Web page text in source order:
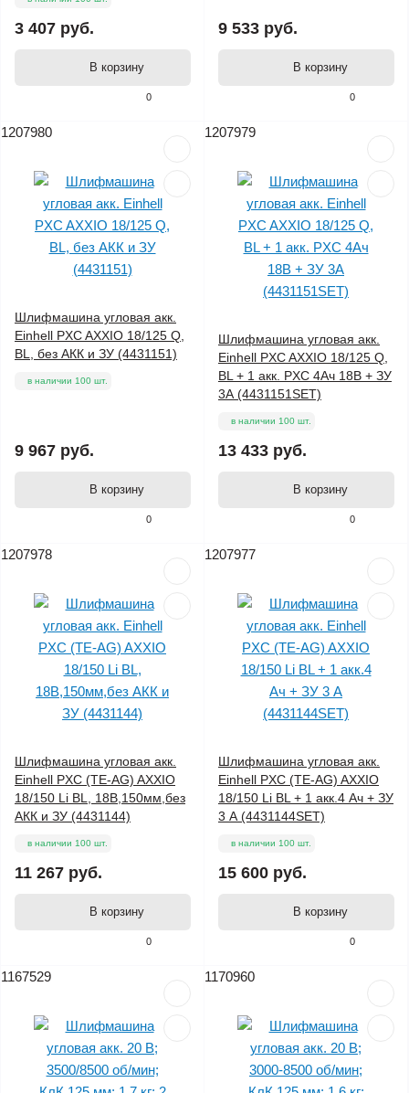
0
3 407 руб.
В корзину
0
9 533 руб.
В корзину
1207980
0
Шлифмашина угловая акк.
Einhell PXC AXXIO 18/125 Q,
BL, без АКК и ЗУ (4431151)
в наличии 100 шт.
9 967 руб.
В корзину
1207979
0
Шлифмашина угловая акк.
Einhell PXC AXXIO 18/125 Q,
BL + 1 акк. PXC 4Ач 18В + ЗУ
3А (4431151SET)
в наличии 100 шт.
13 433 руб.
В корзину
1207978
0
Шлифмашина угловая акк.
Einhell PXC (TE-AG) AXXIO
18/150 Li BL, 18В,150мм,без
АКК и ЗУ (4431144)
в наличии 100 шт.
11 267 руб.
В корзину
1207977
0
Шлифмашина угловая акк.
Einhell PXC (TE-AG) AXXIO
18/150 Li BL + 1 акк.4 Ач + ЗУ
3 А (4431144SET)
в наличии 100 шт.
15 600 руб.
В корзину
1167529 1170960